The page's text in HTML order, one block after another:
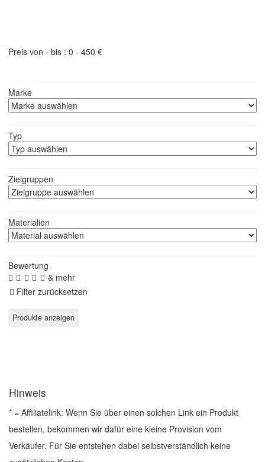
Preis von - bis : 0 - 450 €
Marke
Typ
Zielgruppen
Materialien
Bewertung
& mehr
Filter zurücksetzen
Hinweis
* = Affiliatelink: Wenn Sie über einen solchen Link ein Produkt
bestellen, bekommen wir dafür eine kleine Provision vom
Verkäufer. Für Sie entstehen dabei selbstverständlich keine